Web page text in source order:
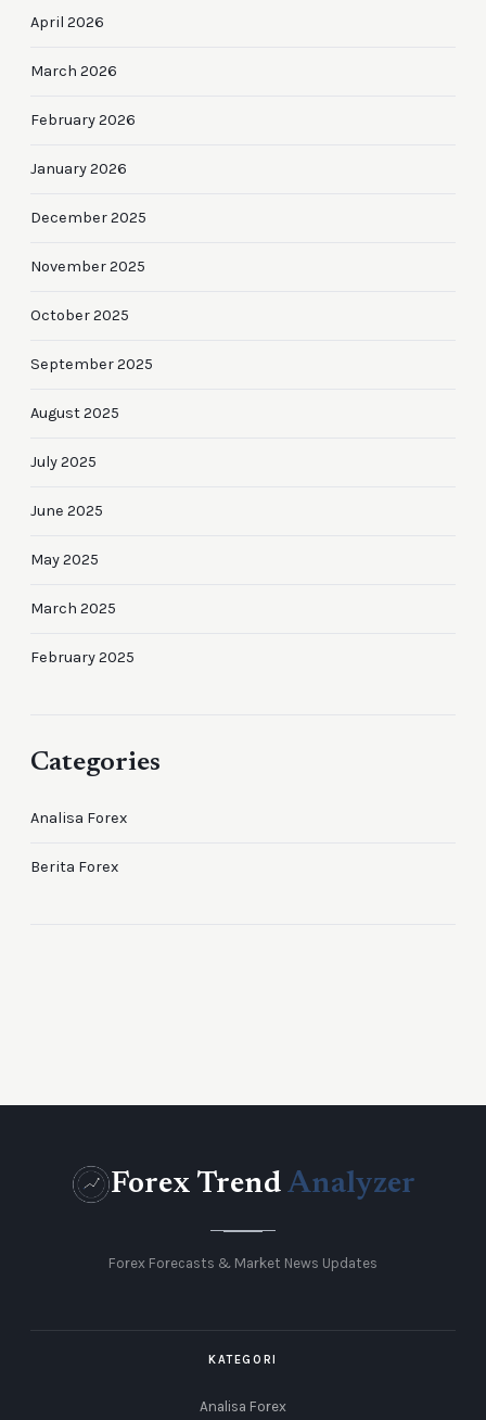
April 2026
March 2026
February 2026
January 2026
December 2025
November 2025
October 2025
September 2025
August 2025
July 2025
June 2025
May 2025
March 2025
February 2025
Categories
Analisa Forex
Berita Forex
Forex Trend Analyzer
Forex Forecasts & Market News Updates
KATEGORI
Analisa Forex